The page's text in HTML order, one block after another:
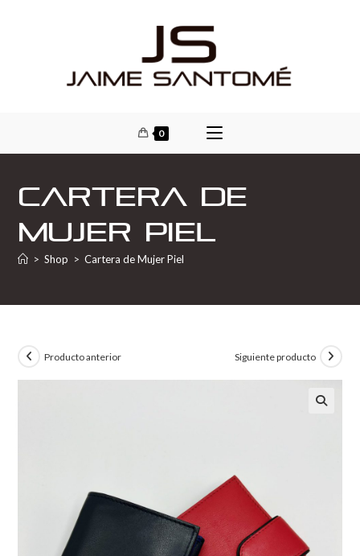
0
Cartera de
Mujer Piel
> Shop > Cartera de Mujer Piel
Producto anterior Siguiente producto